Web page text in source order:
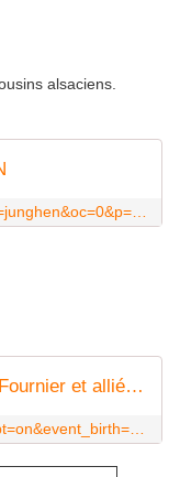
alsaciens.
Généalogie ascendante d'Arsène Fournier et alliés ... (généalogie) - Geneanet